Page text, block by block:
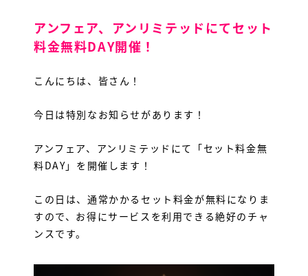
アンフェア、アンリミテッドにてセット
料金無料DAY開催！
こんにちは、皆さん！
今日は特別なお知らせがあります！
アンフェア、アンリミテッドにて「セット料金無
料DAY」を開催します！
この日は、通常かかるセット料金が無料になりま
すので、お得にサービスを利用できる絶好のチャ
ンスです。